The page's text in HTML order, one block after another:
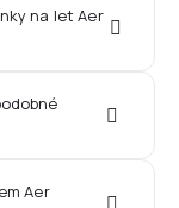
na let Aer
Aer